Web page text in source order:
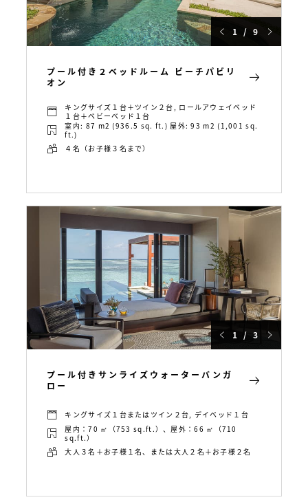
1 / 9
プール付き２ベッドルーム ビーチパビリ
オン
キングサイズ１台＋ツイン２台, ロールアウェイベッド
１台＋ベビーベッド１台
室内: 87 m2 (936.5 sq. ft.) 屋外: 93 m2 (1,001 sq.
ft.)
４名（お子様３名まで）
1 / 3
プール付きサンライズウォーターバンガ
ロー
キングサイズ１台またはツイン２台, デイベッド１台
屋内：70 ㎡（753 sq.ft.）、屋外：66 ㎡（710
sq.ft.）
大人３名＋お子様１名、または大人２名＋お子様２名